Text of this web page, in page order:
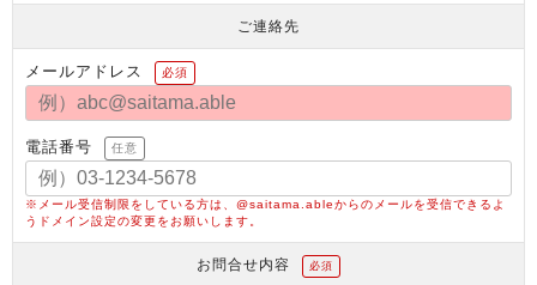
ご連絡先
メールアドレス 必須
電話番号 任意
※メール受信制限をしている方は、@saitama.ableからのメールを受信できるよ
うドメイン設定の変更をお願いします。
お問合せ内容 必須